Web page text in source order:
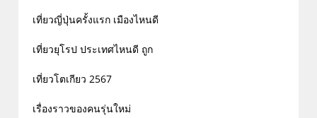
เที่ยวญี่ปุ่นครั้งแรก เมืองไหนดี
เที่ยวยุโรป ประเทศไหนดี ถูก
เที่ยวโตเกียว 2567
เรื่องราวของคนรุ่นใหม่